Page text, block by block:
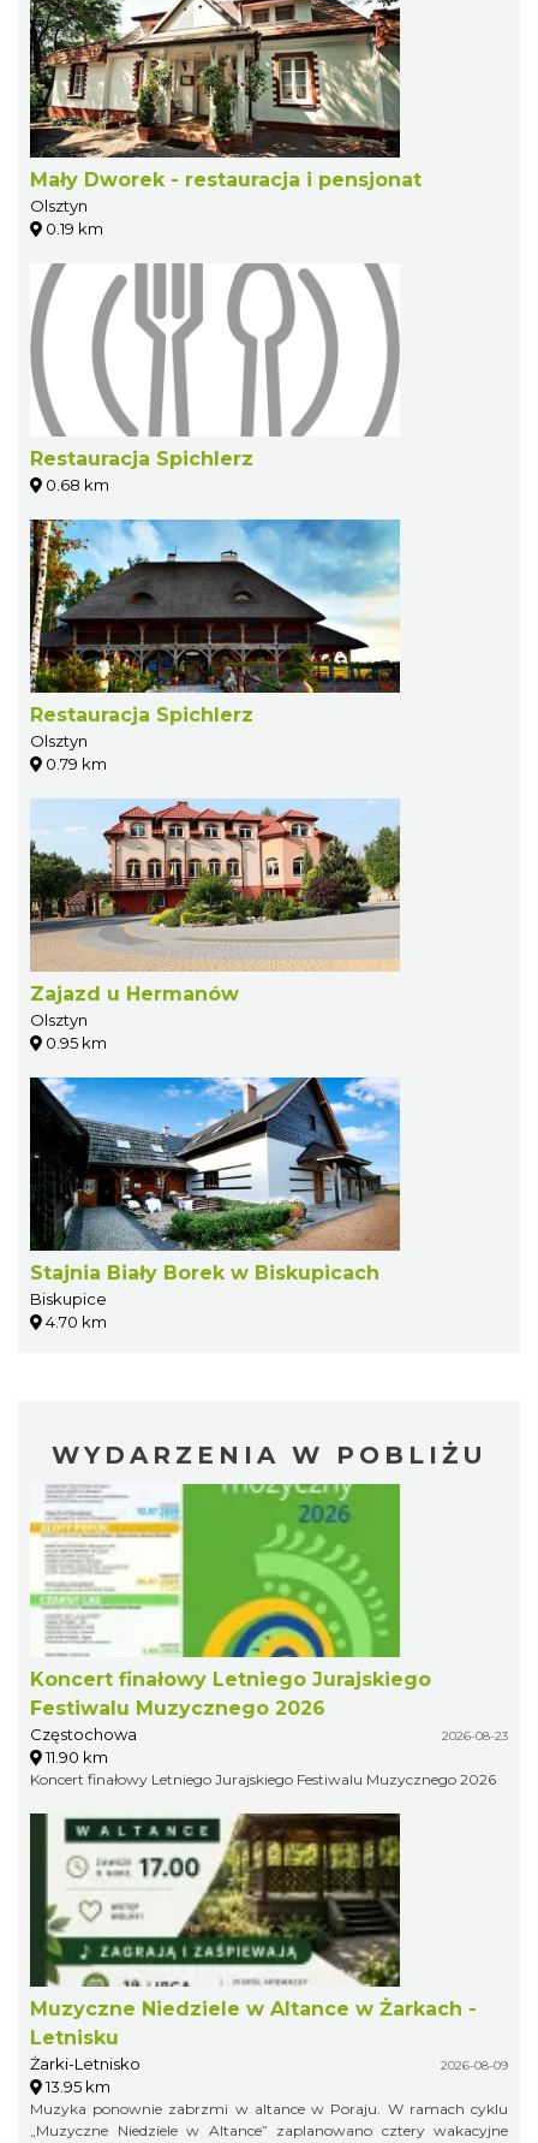
Mały Dworek - restauracja i pensjonat
Olsztyn
0.19 km
Restauracja Spichlerz
0.68 km
Restauracja Spichlerz
Olsztyn
0.79 km
Zajazd u Hermanów
Olsztyn
0.95 km
Stajnia Biały Borek w Biskupicach
Biskupice
4.70 km
WYDARZENIA W POBLIŻU
Koncert finałowy Letniego Jurajskiego
Festiwalu Muzycznego 2026
Częstochowa 2026-08-23
11.90 km
Koncert finałowy Letniego Jurajskiego Festiwalu Muzycznego 2026
Muzyczne Niedziele w Altance w Żarkach -
Letnisku
Żarki-Letnisko 2026-08-09
13.95 km
Muzyka ponownie zabrzmi w altance w Poraju. W ramach cyklu
„Muzyczne Niedziele w Altance” zaplanowano cztery wakacyjne